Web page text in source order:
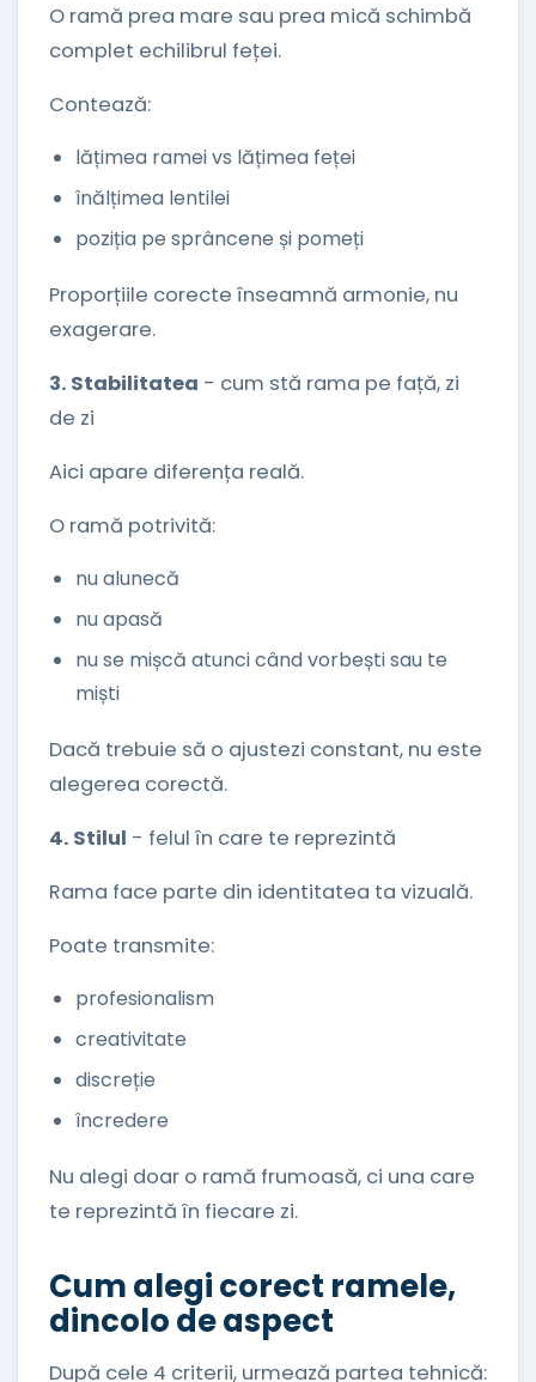
O ramă prea mare sau prea mică schimbă
complet echilibrul feței.
Contează:
lățimea ramei vs lățimea feței
înălțimea lentilei
poziția pe sprâncene și pomeți
Proporțiile corecte înseamnă armonie, nu
exagerare.
3. Stabilitatea - cum stă rama pe față, zi
de zi
Aici apare diferența reală.
O ramă potrivită:
nu alunecă
nu apasă
nu se mișcă atunci când vorbești sau te
miști
Dacă trebuie să o ajustezi constant, nu este
alegerea corectă.
4. Stilul - felul în care te reprezintă
Rama face parte din identitatea ta vizuală.
Poate transmite:
profesionalism
creativitate
discreție
încredere
Nu alegi doar o ramă frumoasă, ci una care
te reprezintă în fiecare zi.
Cum alegi corect ramele,
dincolo de aspect
După cele 4 criterii, urmează partea tehnică: